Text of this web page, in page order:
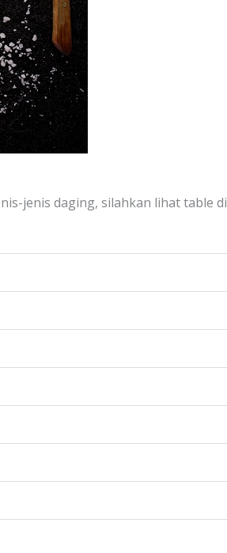
jenis daging, silahkan lihat table di